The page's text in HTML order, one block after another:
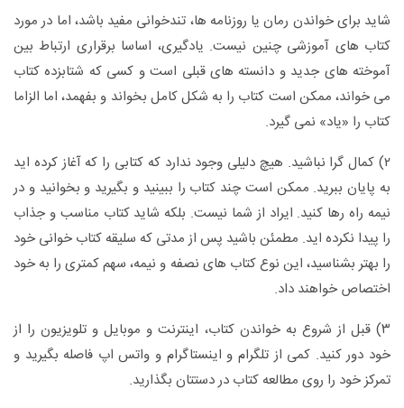
شاید برای خواندن رمان یا روزنامه ها، تندخوانی مفید باشد، اما در مورد
کتاب های آموزشی چنین نیست. یادگیری، اساسا برقراری ارتباط بین
آموخته های جدید و دانسته های قبلی است و کسی که شتابزده کتاب
می خواند، ممکن است کتاب را به شکل کامل بخواند و بفهمد، اما الزاما
کتاب را «یاد» نمی گیرد.
۲) کمال گرا نباشید. هیچ دلیلی وجود ندارد که کتابی را که آغاز کرده اید
به پایان ببرید. ممکن است چند کتاب را ببینید و بگیرید و بخوانید و در
نیمه راه رها کنید. ایراد از شما نیست. بلکه شاید کتاب مناسب و جذاب
را پیدا نکرده اید. مطمئن باشید پس از مدتی که سلیقه کتاب خوانی خود
را بهتر بشناسید، این نوع کتاب های نصفه و نیمه، سهم کمتری را به خود
اختصاص خواهند داد.
۳) قبل از شروع به خواندن کتاب، اینترنت و موبایل و تلویزیون را از
خود دور کنید. کمی از تلگرام و اینستاگرام و واتس اپ فاصله بگیرید و
تمرکز خود را روی مطالعه کتاب در دستتان بگذارید.